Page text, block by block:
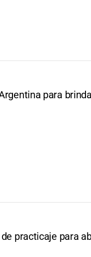
para
practicaje para